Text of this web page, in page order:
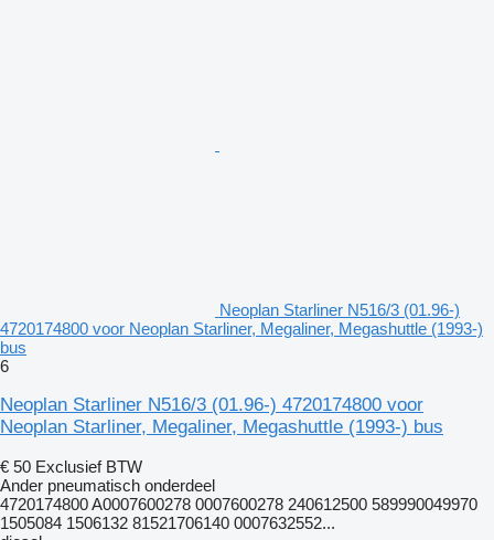
Neoplan Starliner N516/3 (01.96-)
4720174800 voor Neoplan Starliner, Megaliner, Megashuttle (1993-)
bus
6
Neoplan Starliner N516/3 (01.96-) 4720174800 voor
Neoplan Starliner, Megaliner, Megashuttle (1993-) bus
€ 50 Exclusief BTW
Ander pneumatisch onderdeel
4720174800 A0007600278 0007600278 240612500 589990049970
1505084 1506132 81521706140 0007632552...